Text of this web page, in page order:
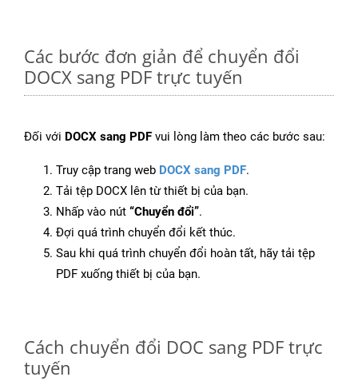
Các bước đơn giản để chuyển đổi
DOCX sang PDF trực tuyến
Đối với DOCX sang PDF vui lòng làm theo các bước sau:
Truy cập trang web DOCX sang PDF.
Tải tệp DOCX lên từ thiết bị của bạn.
Nhấp vào nút “Chuyển đổi”.
Đợi quá trình chuyển đổi kết thúc.
Sau khi quá trình chuyển đổi hoàn tất, hãy tải tệp
PDF xuống thiết bị của bạn.
Cách chuyển đổi DOC sang PDF trực
tuyến